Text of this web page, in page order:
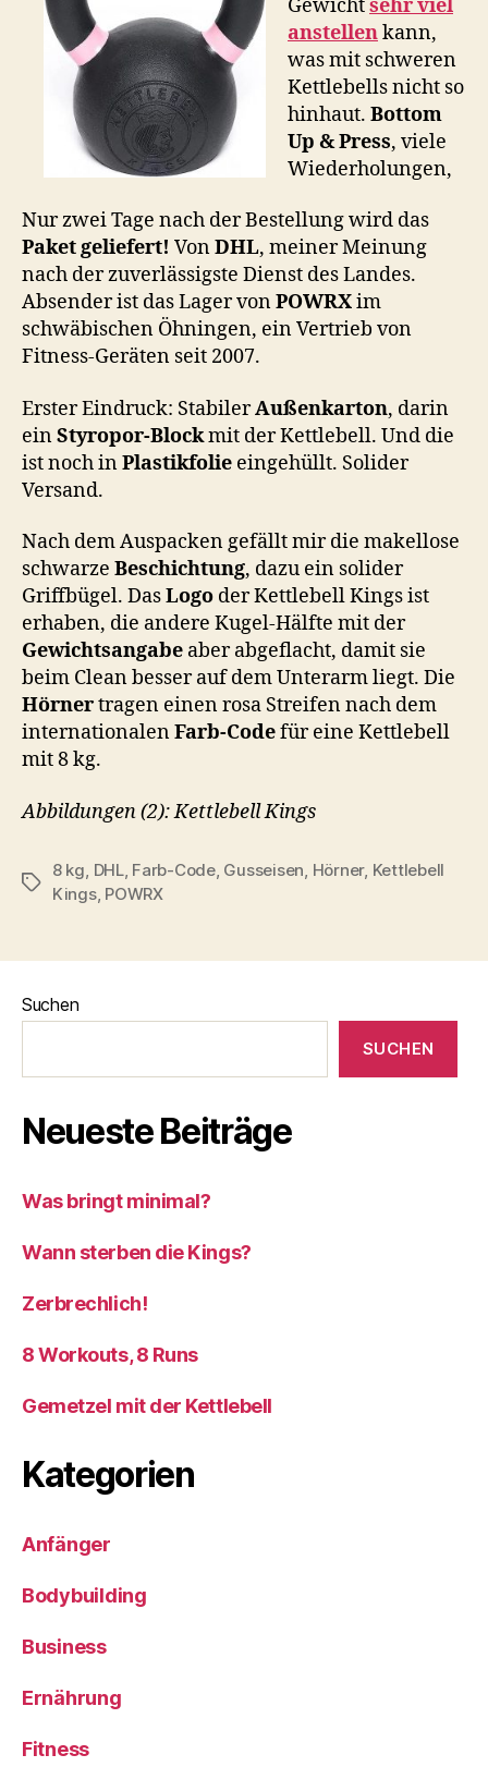
Gewichtsehr viel
anstellenkann,
was mit schweren
Kettlebells nicht so
hinhaut. Bottom
Up & Press, viele
Wiederholungen,
Nur zwei Tage nach der Bestellung wird das
Paket geliefert! VonDHL, meiner Meinung
nach der zuverlässigste Dienst des Landes.
Absender ist das Lager vonPOWRXim
schwäbischen Öhningen, ein Vertrieb von
Fitness-Geräten seit 2007.
Erster Eindruck: StabilerAußenkarton, darin
einStyropor-Blockmit der Kettlebell. Und die
ist noch inPlastikfolie eingehüllt. Solider
Versand.
Nach dem Auspacken gefällt mir die makellose
schwarze Beschichtung, dazu ein solider
Griffbügel. DasLogo der Kettlebell Kings ist
erhaben, die andere Kugel-Hälfte mit der
Gewichtsangabe aber abgeflacht, damit sie
beim Clean besser auf dem Unterarm liegt. Die
Hörnertragen einen rosa Streifen nach dem
internationalenFarb-Codefür eine Kettlebell
mit 8 kg.
Abbildungen (2): Kettlebell Kings
Schlagwörter
8 kg, DHL, Farb-Code, Gusseisen, Hörner, Kettlebell
Kings, POWRX
Suchen
SUCHEN
Neueste Beiträge
Was bringt minimal?
Wann sterben die Kings?
Zerbrechlich!
8 Workouts, 8 Runs
Gemetzel mit der Kettlebell
Kategorien
Anfänger
Bodybuilding
Business
Ernährung
Fitness